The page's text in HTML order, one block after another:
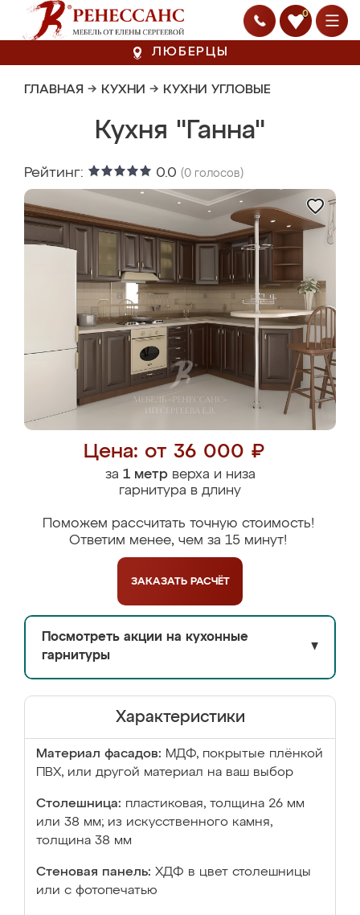
0
ЛЮБЕРЦЫ
ГЛАВНАЯ → КУХНИ → КУХНИ УГЛОВЫЕ
Кухня "Ганна"
Рейтинг: 0.0 (0 голосов)
Цена: от 36 000 ₽
за 1 метрверха и низа
гарнитура в длину
Поможем рассчитать точную стоимость!
Ответим менее, чем за 15 минут!
ЗАКАЗАТЬ РАСЧЁТ
Посмотреть акции на кухонные
гарнитуры
▼
Характеристики
Материал фасадов: МДФ, покрытые плёнкой
ПВХ, или другой материал на ваш выбор
Столешница: пластиковая, толщина 26 мм
или 38 мм; из искусственного камня,
толщина 38 мм
Стеновая панель: ХДФ в цвет столешницы
или с фотопечатью